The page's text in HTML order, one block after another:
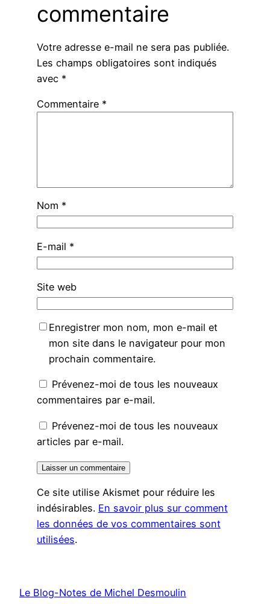
commentaire
Votre adresse e-mail ne sera pas publiée.
Les champs obligatoires sont indiqués
avec *
Commentaire *
Nom *
E-mail *
Site web
Enregistrer mon nom, mon e-mail et
mon site dans le navigateur pour mon
prochain commentaire.
Prévenez-moi de tous les nouveaux
commentaires par e-mail.
Prévenez-moi de tous les nouveaux
articles par e-mail.
Ce site utilise Akismet pour réduire les
indésirables. En savoir plus sur comment
les données de vos commentaires sont
utilisées.
Le Blog-Notes de Michel Desmoulin